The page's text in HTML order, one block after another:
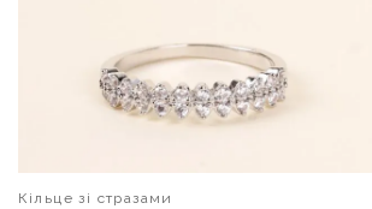
Кільце зі стразами